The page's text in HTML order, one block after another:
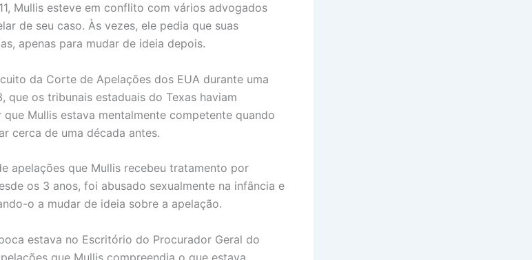
Mullis esteve em conflito com vários advogados
de seu caso. Às vezes, ele pedia que suas
apenas para mudar de ideia depois.
da Corte de Apelações dos EUA durante uma
que os tribunais estaduais do Texas haviam
Mullis estava mentalmente competente quando
cerca de uma década antes.
apelações que Mullis recebeu tratamento por
os 3 anos, foi abusado sexualmente na infância e
o a mudar de ideia sobre a apelação.
estava no Escritório do Procurador Geral do
que Mullis compreendia o que estava